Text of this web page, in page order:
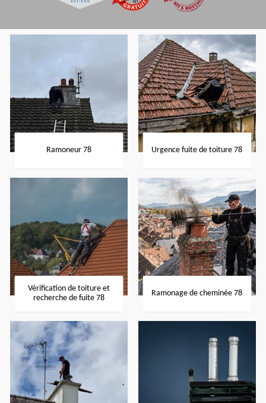
Ramoneur 78 Urgence fuite de toiture 78
Vérification de toiture et
recherche de fuite 78
Ramonage de cheminée 78